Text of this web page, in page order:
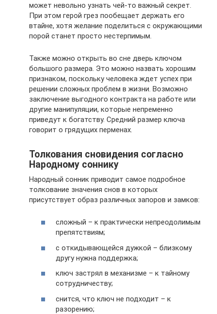
может невольно узнать чей-то важный секрет.
При этом герой грез пообещает держать его
втайне, хотя желание поделиться с окружающими
порой станет просто нестерпимым.
Также можно открыть во сне дверь ключом
большого размера. Это можно назвать хорошим
признаком, поскольку человека ждет успех при
решении сложных проблем в жизни. Возможно
заключение выгодного контракта на работе или
другие манипуляции, которые непременно
приведут к богатству. Средний размер ключа
говорит о грядущих перменах.
Толкования сновидения согласно
Народному соннику
Народный сонник приводит самое подробное
толкование значения снов в которых
присутствует образ различных запоров и замков:
сложный – к практически непреодолимым
препятствиям;
с откидывающейся дужкой – близкому
другу нужна поддержка;
ключ застрял в механизме – к тайному
сотрудничеству;
снится, что ключ не подходит – к
разорению;